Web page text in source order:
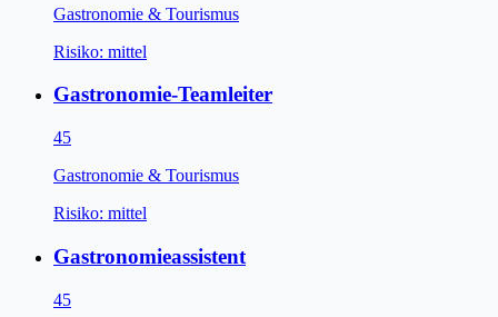
Gastronomie & Tourismus
Risiko: mittel
Gastronomie-Teamleiter
45
Gastronomie & Tourismus
Risiko: mittel
Gastronomieassistent
45